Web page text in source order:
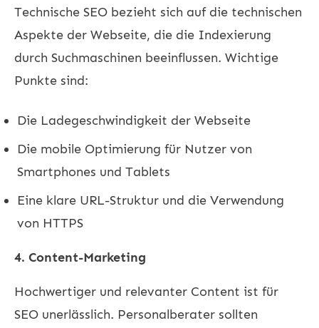
Technische SEO bezieht sich auf die technischen
Aspekte der Webseite, die die Indexierung
durch Suchmaschinen beeinflussen. Wichtige
Punkte sind:
Die Ladegeschwindigkeit der Webseite
Die mobile Optimierung für Nutzer von
Smartphones und Tablets
Eine klare URL-Struktur und die Verwendung
von HTTPS
4. Content-Marketing
Hochwertiger und relevanter Content ist für
SEO unerlässlich. Personalberater sollten